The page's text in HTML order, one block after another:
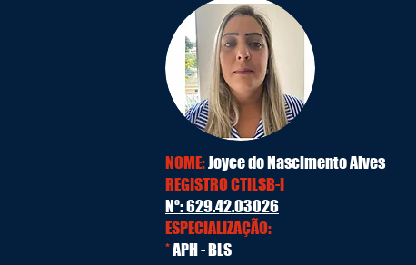
NOME:Joyce do Nascimento Alves
REGISTRO CTILSB-I
Nº: 629.42.03026
ESPECIALIZAÇÃO:
*APH - BLS